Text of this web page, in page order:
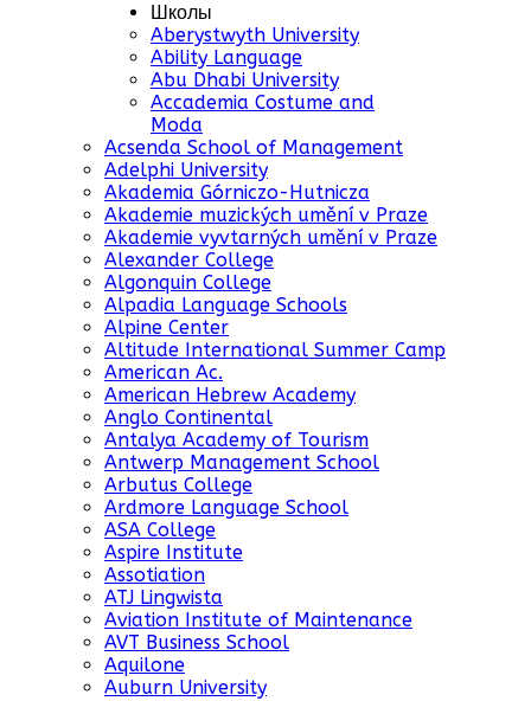
Школы
Aberystwyth University
Ability Language
Abu Dhabi University
Accademia Costume and
Moda
Acsenda School of Management
Adelphi University
Akademia Górniczo-Hutnicza
Akademie muzických umění v Praze
Akademie vyvtarných umění v Praze
Alexander College
Algonquin College
Alpadia Language Schools
Alpine Center
Altitude International Summer Camp
American Ac.
American Hebrew Academy
Anglo Continental
Antalya Academy of Tourism
Antwerp Management School
Arbutus College
Ardmore Language School
ASA College
Aspire Institute
Assotiation
ATJ Lingwista
Aviation Institute of Maintenance
AVT Business School
Aquilone
Auburn University